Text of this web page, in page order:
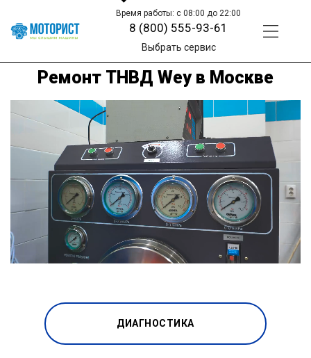
Время работы: с 08:00 до 22:00
8 (800) 555-93-61
Выбрать сервис
Ремонт ТНВД Wey в Москве
ДИАГНОСТИКА